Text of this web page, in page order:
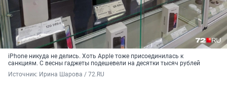
iPhone никуда не делись. Хоть Apple тоже присоединилась к
санкциям. С весны гаджеты подешевели на десятки тысяч рублей
Источник: Ирина Шарова / 72.RU